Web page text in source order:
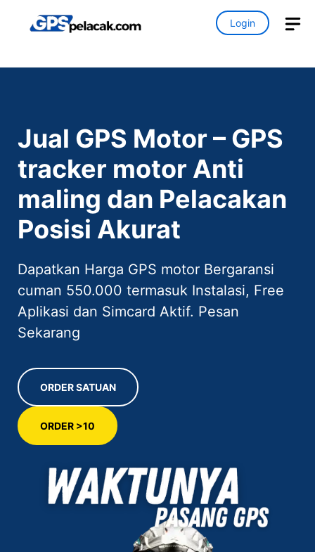
Login
Jual GPS Motor – GPS
tracker motor Anti
maling dan Pelacakan
Posisi Akurat
Dapatkan Harga GPS motor Bergaransi
cuman 550.000 termasuk Instalasi, Free
Aplikasi dan Simcard Aktif. Pesan
Sekarang
ORDER SATUAN
ORDER >10